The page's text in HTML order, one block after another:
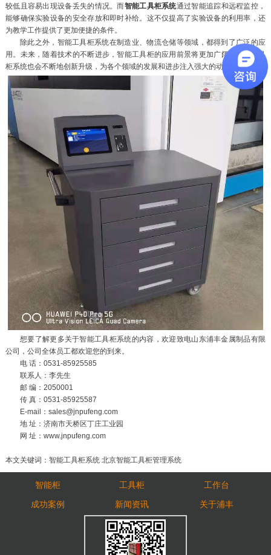
较低且容易出现设备丢失的情况。而智能工具柜系统通过智能追踪和远程监控，
能够确保实验设备的安全存放和即时补给。这不仅提高了实验设备的利用率，还
为教学工作提供了更加便捷的条件。
除此之外，智能工具柜系统在制造业、物流仓储等领域，都得到了广泛的应
用。未来，随着技术的不断进步，智能工具柜的应用前景将更加广阔，智能工具
柜系统也会不断地创新升级，为各个领域的发展和进步注入强大的动力。
想要了解更多关于智能工具柜系统的内容，欢迎致电山东浦丰金属制品有限
公司，公司全体员工都欢迎您的到来。
电 话：0531-85925585
联系人：李先生
邮 编：2050001
传 真：0531-85925587
E-mail：sales@jnpufeng.com
地 址：济南市天桥区丁庄工业园
网 址：www.jnpufeng.com
本文关键词：智能工具柜系统 北京智能工具柜管理系统
智能柜 工具柜
工作台
成功案例
新闻资讯 关于浦丰